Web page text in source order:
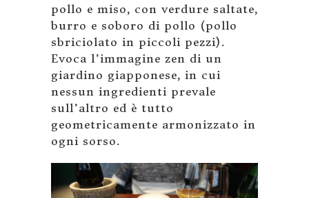
pollo e miso, con verdure saltate,
burro e soboro di pollo (pollo
sbriciolato in piccoli pezzi).
Evoca l’immagine zen di un
giardino giapponese, in cui
nessun ingredienti prevale
sull’altro ed è tutto
geometricamente armonizzato in
ogni sorso.